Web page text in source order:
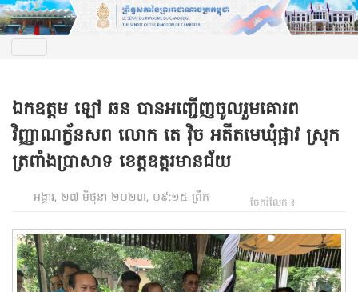
ឯកឧត្តម ឡៅ ឆន បានអញ្ជើញចូលរួមគោរព
វិញ្ញាណក្ខ័នសព លោក តេ វ៉ិច អតីតមេឃុំផ្អាវ ស្រុក
ត្រពាំងប្រាសាទ ខេត្តឧត្តរមានជ័យ
អង្គារ, ២៧ មិថុនា ២០២៣, ០៩:១៥ ព្រឹក ចែករំលែក ៖